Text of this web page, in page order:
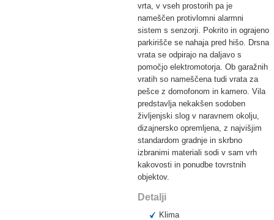
vrta, v vseh prostorih pa je
nameščen protivlomni alarmni
sistem s senzorji. Pokrito in ograjeno
parkirišče se nahaja pred hišo. Drsna
vrata se odpirajo na daljavo s
pomočjo elektromotorja. Ob garažnih
vratih so nameščena tudi vrata za
pešce z domofonom in kamero. Vila
predstavlja nekakšen sodoben
življenjski slog v naravnem okolju,
dizajnersko opremljena, z najvišjim
standardom gradnje in skrbno
izbranimi materiali sodi v sam vrh
kakovosti in ponudbe tovrstnih
objektov.
Detalji
Klima